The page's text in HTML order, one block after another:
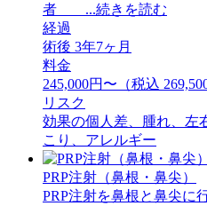
者 ...続きを読む
経過
術後 3年7ヶ月
料金
245,000円〜（税込
リスク
効果の個人差、腫れ、左
こり、アレルギー
PRP注射（鼻根・鼻尖）
PRP注射を鼻根と鼻尖に